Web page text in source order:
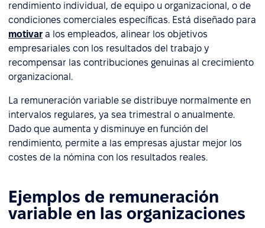
rendimiento individual, de equipo u organizacional, o de
condiciones comerciales específicas. Está diseñado para
motivar a los empleados, alinear los objetivos
empresariales con los resultados del trabajo y
recompensar las contribuciones genuinas al crecimiento
organizacional.
La remuneración variable se distribuye normalmente en
intervalos regulares, ya sea trimestral o anualmente.
Dado que aumenta y disminuye en función del
rendimiento, permite a las empresas ajustar mejor los
costes de la nómina con los resultados reales.
Ejemplos de remuneración
variable en las organizaciones